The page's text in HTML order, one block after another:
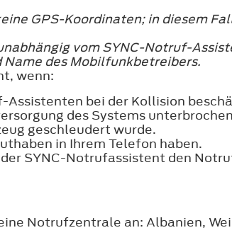
GPS-Koordinaten; in diesem
vom SYNC-Notruf-
des Mobilfunkbetreibers.
wenn:
bei der Kollision
des Systems
geschleudert wurde.
in Ihrem Telefon haben.
SYNC-Notrufassistent den
Notrufzentrale an: Albanien,